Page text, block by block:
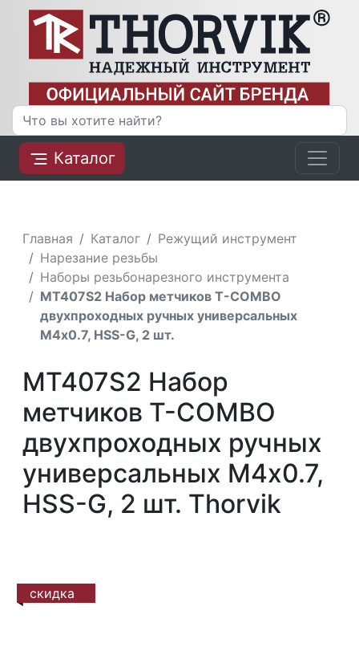
Каталог
Главная Каталог
Режущий инструмент
Нарезание резьбы
Наборы резьбонарезного инструмента
MT407S2 Набор метчиков T-COMBO
двухпроходных ручных универсальных
М4х0.7, HSS-G, 2 шт.
MT407S2 Набор
метчиков T-COMBO
двухпроходных ручных
универсальных М4х0.7,
HSS-G, 2 шт. Thorvik
скидка